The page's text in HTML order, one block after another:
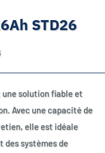
STD26
une solution fiable et
Avec une capacité de
elle est idéale
des systèmes de